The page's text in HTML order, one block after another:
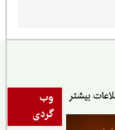
وب
گردی